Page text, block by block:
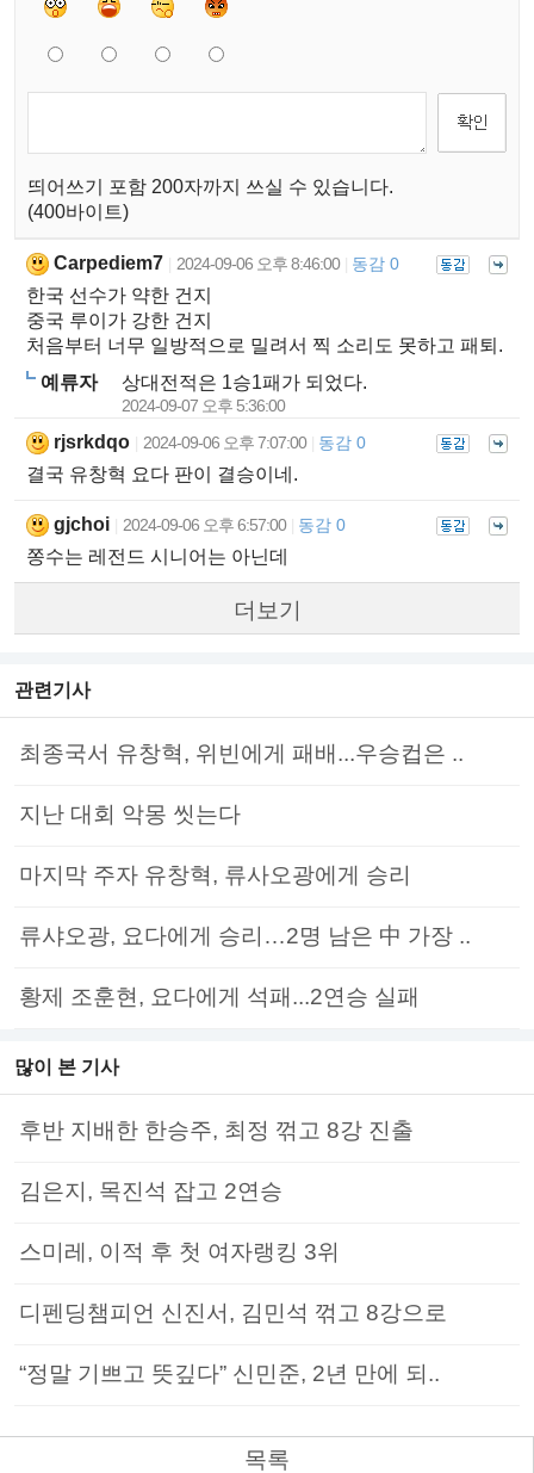
띄어쓰기 포함 200자까지 쓰실 수 있습니다.
(400바이트)
Carpediem7 2024-09-06 오후 8:46:00 동감 0
한국 선수가 약한 건지
중국 루이가 강한 건지
처음부터 너무 일방적으로 밀려서 찍 소리도 못하고 패퇴.
예류자
상대전적은 1승1패가 되었다.
2024-09-07 오후 5:36:00
rjsrkdqo 2024-09-06 오후 7:07:00 동감 0
결국 유창혁 요다 판이 결승이네.
gjchoi 2024-09-06 오후 6:57:00 동감 0
쫑수는 레전드 시니어는 아닌데
더보기
관련기사
최종국서 유창혁, 위빈에게 패배...우승컵은 ..
지난 대회 악몽 씻는다
마지막 주자 유창혁, 류사오광에게 승리
류샤오광, 요다에게 승리…2명 남은 中 가장 ..
황제 조훈현, 요다에게 석패...2연승 실패
많이 본 기사
후반 지배한 한승주, 최정 꺾고 8강 진출
김은지, 목진석 잡고 2연승
스미레, 이적 후 첫 여자랭킹 3위
디펜딩챔피언 신진서, 김민석 꺾고 8강으로
“정말 기쁘고 뜻깊다” 신민준, 2년 만에 되..
목록